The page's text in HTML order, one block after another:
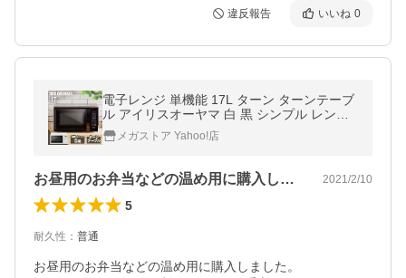
違反報告 いいね 0
電子レンジ 単機能 17L ターン ターンテーブ
ル アイリスオーヤマ 白 黒 シンプル レンジ
送料無料 650W 500W 200W
メガストア Yahoo!店
お昼用のお弁当などの温め用に購入しまし… 2021/2/10
5
耐久性 ： 普通
お昼用のお弁当などの温め用に購入しました。